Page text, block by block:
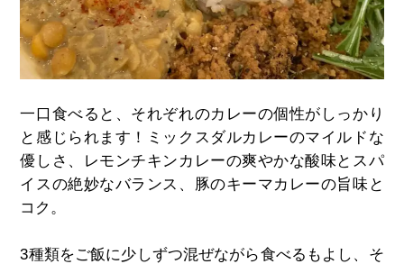
一口食べると、それぞれのカレーの個性がしっかり
と感じられます！ミックスダルカレーのマイルドな
優しさ、レモンチキンカレーの爽やかな酸味とスパ
イスの絶妙なバランス、豚のキーマカレーの旨味と
コク。
3種類をご飯に少しずつ混ぜながら食べるもよし、そ